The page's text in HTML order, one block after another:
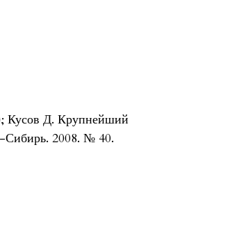
Кусов Д. Крупнейший
Сибирь. 2008. № 40.